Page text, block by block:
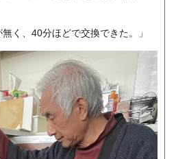
く、40分ほどで交換できた。」